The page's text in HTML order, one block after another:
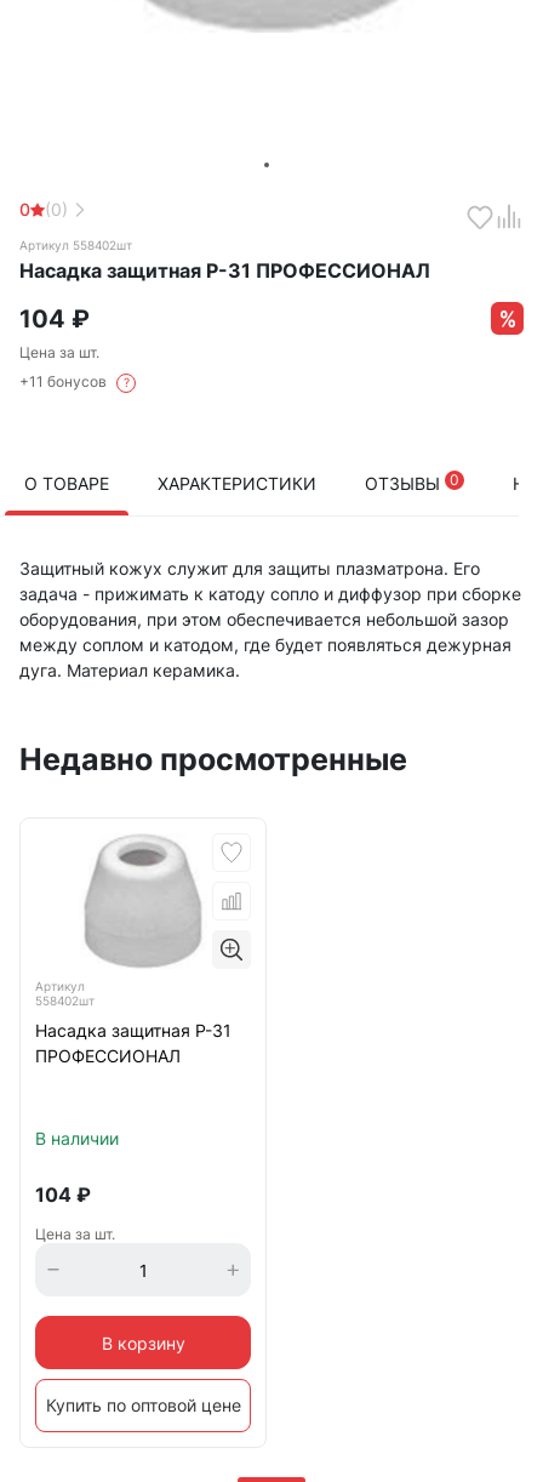
0 (0)
Артикул 558402шт
Насадка защитная Р-31 ПРОФЕССИОНАЛ
104 ₽
Цена за шт.
+11 бонусов
?
О ТОВАРЕ ХАРАКТЕРИСТИКИ ОТЗЫВЫ 0
Защитный кожух служит для защиты плазматрона. Его
задача - прижимать к катоду сопло и диффузор при сборке
оборудования, при этом обеспечивается небольшой зазор
между соплом и катодом, где будет появляться дежурная
дуга. Материал керамика.
Недавно просмотренные
Артикул
558402шт
Насадка защитная Р-31
ПРОФЕССИОНАЛ
В наличии
104 ₽
Цена за шт.
В корзину
Купить по оптовой цене